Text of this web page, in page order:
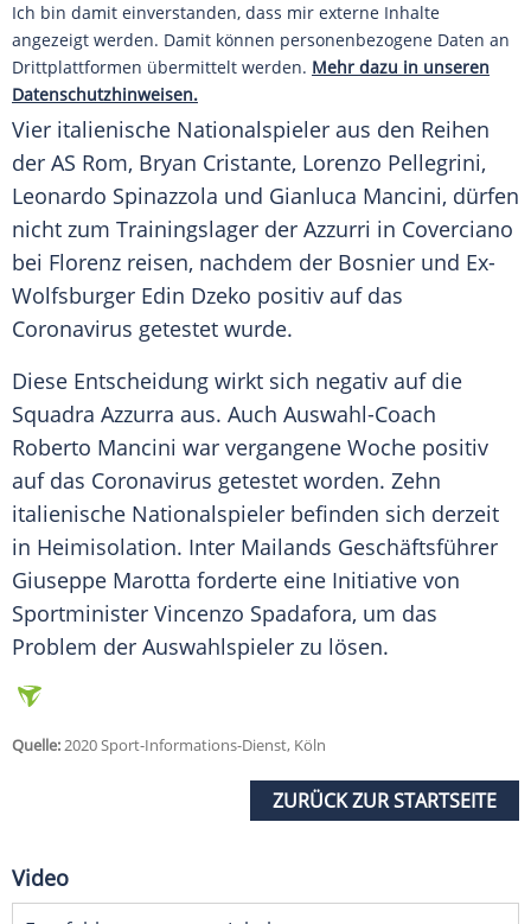
Ich bin damit einverstanden, dass mir externe Inhalte
angezeigt werden. Damit können personenbezogene Daten an
Drittplattformen übermittelt werden. Mehr dazu in unseren
Datenschutzhinweisen.
Vier italienische Nationalspieler aus den Reihen
der AS Rom, Bryan Cristante, Lorenzo Pellegrini,
Leonardo Spinazzola und Gianluca Mancini, dürfen
nicht zum Trainingslager der Azzurri in Coverciano
bei Florenz reisen, nachdem der Bosnier und Ex-
Wolfsburger Edin Dzeko positiv auf das
Coronavirus getestet wurde.
Diese Entscheidung wirkt sich negativ auf die
Squadra Azzurra aus. Auch Auswahl-Coach
Roberto Mancini war vergangene Woche positiv
auf das Coronavirus getestet worden. Zehn
italienische Nationalspieler befinden sich derzeit
in Heimisolation. Inter Mailands Geschäftsführer
Giuseppe Marotta forderte eine Initiative von
Sportminister Vincenzo Spadafora, um das
Problem der Auswahlspieler zu lösen.
Quelle:2020 Sport-Informations-Dienst, Köln
ZURÜCK ZUR STARTSEITE
Video